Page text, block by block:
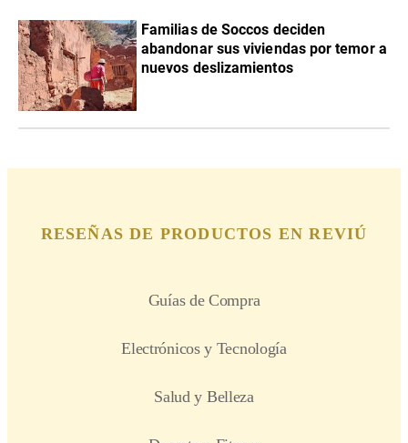
Familias de Soccos deciden
abandonar sus viviendas por temor a
nuevos deslizamientos